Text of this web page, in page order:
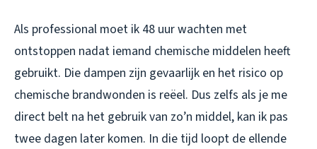
Als professional moet ik 48 uur wachten met
ontstoppen nadat iemand chemische middelen heeft
gebruikt. Die dampen zijn gevaarlijk en het risico op
chemische brandwonden is reëel. Dus zelfs als je me
direct belt na het gebruik van zo’n middel, kan ik pas
twee dagen later komen. In die tijd loopt de ellende